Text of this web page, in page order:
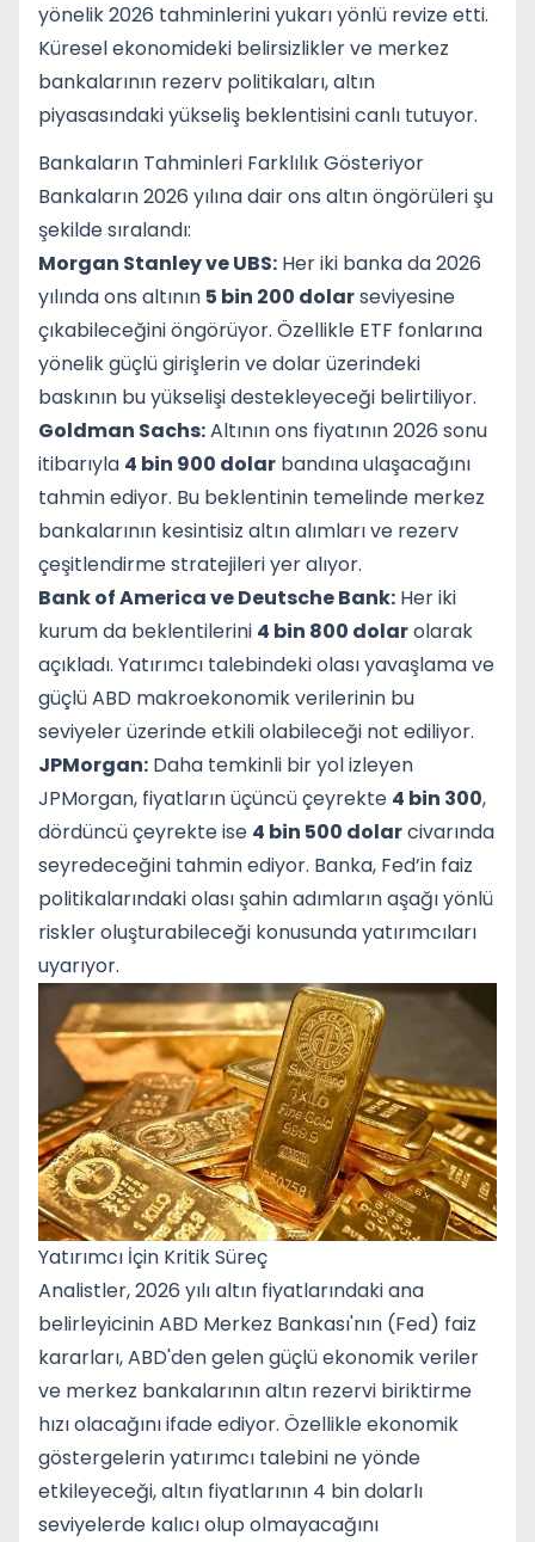
yönelik 2026 tahminlerini yukarı yönlü revize etti.
Küresel ekonomideki belirsizlikler ve merkez
bankalarının rezerv politikaları, altın
piyasasındaki yükseliş beklentisini canlı tutuyor.
Bankaların Tahminleri Farklılık Gösteriyor
Bankaların 2026 yılına dair ons altın öngörüleri şu
şekilde sıralandı:
Morgan Stanley ve UBS: Her iki banka da 2026
yılında ons altının 5 bin 200 dolarseviyesine
çıkabileceğini öngörüyor. Özellikle ETF fonlarına
yönelik güçlü girişlerin ve dolar üzerindeki
baskının bu yükselişi destekleyeceği belirtiliyor.
Goldman Sachs:Altının ons fiyatının 2026 sonu
itibarıyla 4 bin 900 dolar bandına ulaşacağını
tahmin ediyor. Bu beklentinin temelinde merkez
bankalarının kesintisiz altın alımları ve rezerv
çeşitlendirme stratejileri yer alıyor.
Bank of America ve Deutsche Bank: Her iki
kurum da beklentilerini 4 bin 800 dolarolarak
açıkladı. Yatırımcı talebindeki olası yavaşlama ve
güçlü ABD makroekonomik verilerinin bu
seviyeler üzerinde etkili olabileceği not ediliyor.
JPMorgan: Daha temkinli bir yol izleyen
JPMorgan, fiyatların üçüncü çeyrekte 4 bin 300,
dördüncü çeyrekte ise 4 bin 500 dolarcivarında
seyredeceğini tahmin ediyor. Banka, Fed’in faiz
politikalarındaki olası şahin adımların aşağı yönlü
riskler oluşturabileceği konusunda yatırımcıları
uyarıyor.
Yatırımcı İçin Kritik Süreç
Analistler, 2026 yılı altın fiyatlarındaki ana
belirleyicinin ABD Merkez Bankası'nın (Fed) faiz
kararları, ABD'den gelen güçlü ekonomik veriler
ve merkez bankalarının altın rezervi biriktirme
hızı olacağını ifade ediyor. Özellikle ekonomik
göstergelerin yatırımcı talebini ne yönde
etkileyeceği, altın fiyatlarının 4 bin dolarlı
seviyelerde kalıcı olup olmayacağını